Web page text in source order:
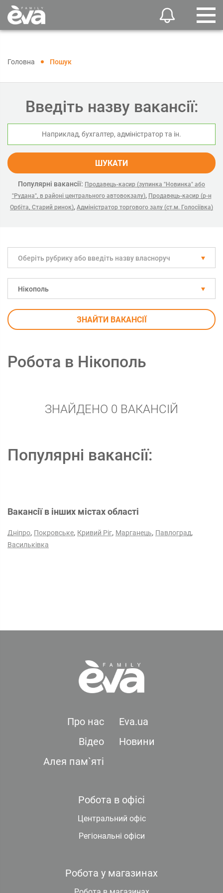
Головна Пошук
Введіть назву вакансії:
ШУКАТИ
Популярні вакансії: Продавець-касир (зупинка "Новинка" або
"Рудана", в районі центрального автовокзалу), Продавець-касир (р-н
Орбіта, Старий ринок), Адміністратор торгового залу (ст.м. Голосіївка)
Оберіть рубрику або введіть назву власноруч
Нікополь
ЗНАЙТИ ВАКАНСІЇ
Робота в Нікополь
ЗНАЙДЕНО 0 ВАКАНСІЙ
Популярні вакансії:
Вакансії в інших містах області
Дніпро, Покровське, Кривий Ріг, Марганець, Павлоград,
Васильківка
Про нас
Eva.ua
Відео
Новини
Алея пам`яті
Робота в офісі
Центральний офіс
Регіональні офіси
Робота у магазинах